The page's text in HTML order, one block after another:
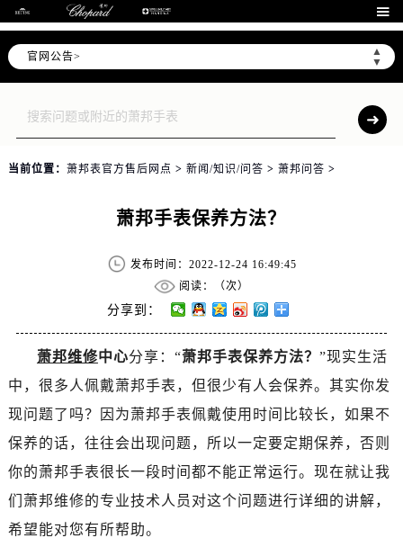

官网公告>
▲
▼
当前位置： 萧邦表官方售后网点 > 新闻/知识/问答 > 萧邦问答 >
萧邦手表保养方法？
发布时间：2022-12-24 16:49:45
阅读：（次）
分享到：
萧邦维修中心分享：“萧邦手表保养方法？ ”现实生活
中，很多人佩戴萧邦手表，但很少有人会保养。其实你发
现问题了吗？因为萧邦手表佩戴使用时间比较长，如果不
保养的话，往往会出现问题，所以一定要定期保养，否则
你的萧邦手表很长一段时间都不能正常运行。现在就让我
们萧邦维修的专业技术人员对这个问题进行详细的讲解，
希望能对您有所帮助。